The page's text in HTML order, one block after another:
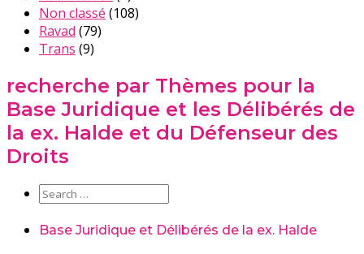
Non classé (108)
Ravad (79)
Trans (9)
recherche par Thèmes pour la
Base Juridique et les Délibérés de
la ex. Halde et du Défenseur des
Droits
Base Juridique et Délibérés de la ex. Halde